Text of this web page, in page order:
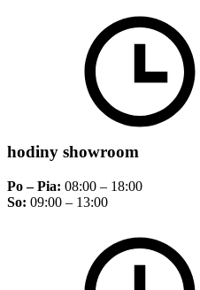
hodiny showroom
Po – Pia: 08:00 – 18:00
So: 09:00 – 13:00